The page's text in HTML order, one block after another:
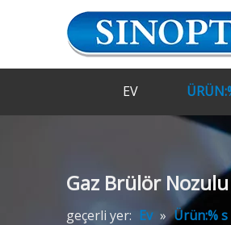
EV
Gaz Brülör Nozulu
geçerli yer: Ev » Ürün:% s